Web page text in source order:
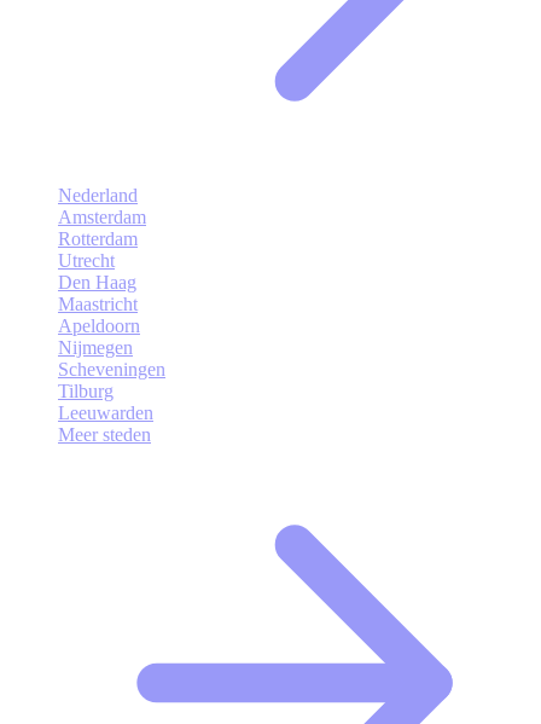
Nederland
Amsterdam
Rotterdam
Utrecht
Den Haag
Maastricht
Apeldoorn
Nijmegen
Scheveningen
Tilburg
Leeuwarden
Meer steden